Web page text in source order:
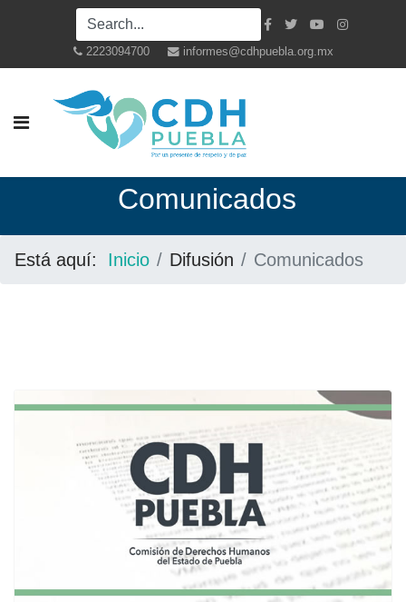
2223094700 informes@cdhpuebla.org.mx
Comunicados
Está aquí: Inicio Difusión Comunicados